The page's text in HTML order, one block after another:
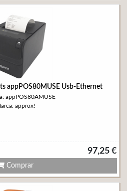
appPOS80MUSE Usb-Ethernet
appPOS80AMUSE
approx!
97,25 €
Comprar